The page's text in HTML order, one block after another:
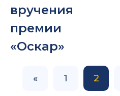
вручения
премии
«Оскар»
« 1 2